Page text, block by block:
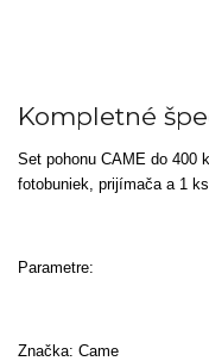
Kompletné
Set pohonu CAME do 400
fotobuniek, prijímača a 1
Parametre:
Značka: Came